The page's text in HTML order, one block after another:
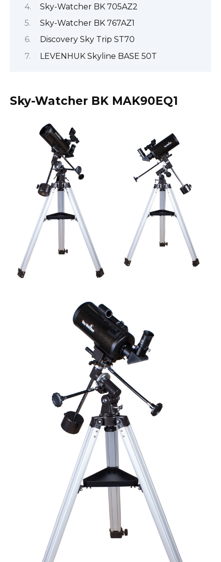
Sky-Watcher BK 705AZ2
Sky-Watcher BK 767AZ1
Discovery Sky Trip ST70
LEVENHUK Skyline BASE 50T
Sky-Watcher BK MAK90EQ1